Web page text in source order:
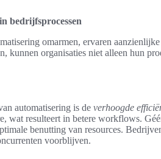
bedrijfsprocessen
omarmen, ervaren
kunnen organisaties niet alleen hun
automatisering is de verhoogde
wat resulteert in betere workflows.
benutting van resources.
voorblijven.